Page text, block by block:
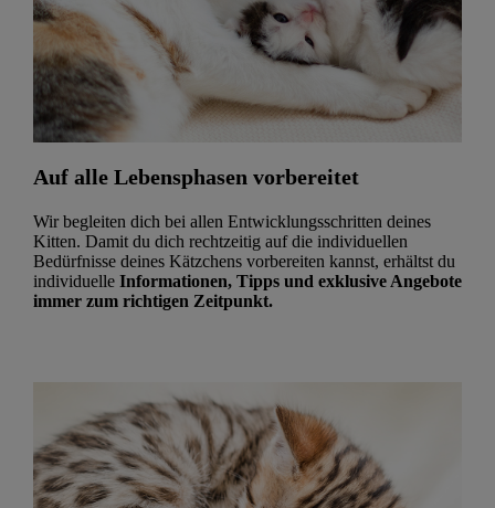
Auf alle Lebensphasen vorbereitet
Wir begleiten dich bei allen Entwicklungsschritten deines
Kitten. Damit du dich rechtzeitig auf die individuellen
Bedürfnisse deines Kätzchens vorbereiten kannst, erhältst du
individuelle Informationen, Tipps und exklusive Angebote
immer zum richtigen Zeitpunkt.